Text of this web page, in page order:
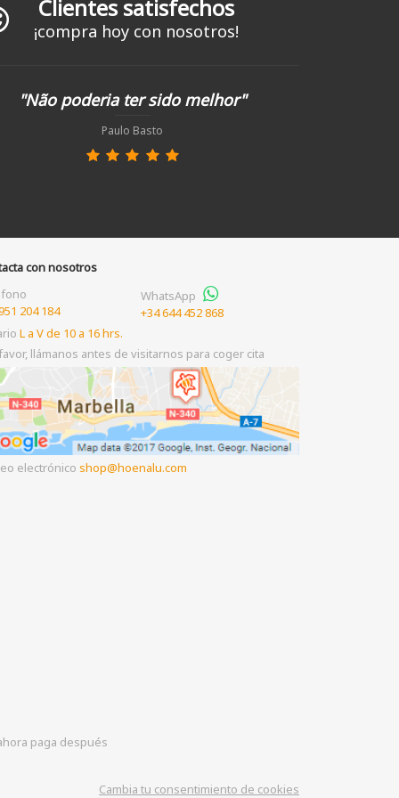
Clientes satisfechos
¡compra hoy con nosotros!
"Não poderia ter sido melhor"
Paulo Basto
con nosotros
204 184
WhatsApp
+34 644 452 868
L a V de 10 a 16 hrs.
llámanos antes de visitarnos para coger cita
electrónicoshop hoenalu.com
paga después
Cambia tu consentimiento de cookies